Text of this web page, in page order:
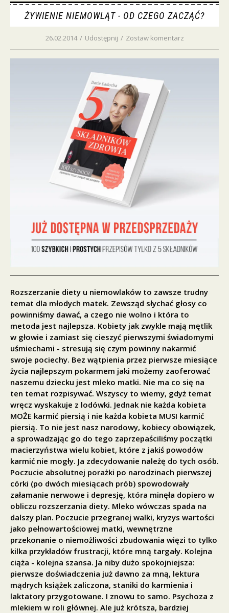
ŻYWIENIE NIEMOWLĄT - OD CZEGO ZACZĄĆ?
26.02.2014 / Udostępnij / Zostaw komentarz
Rozszerzanie diety u niemowlaków to zawsze trudny
temat dla młodych matek. Zewsząd słychać głosy co
powinniśmy dawać, a czego nie wolno i która to
metoda jest najlepsza. Kobiety jak zwykle mają mętlik
w głowie i zamiast się cieszyć pierwszymi świadomymi
uśmiechami - stresują się czym powinny nakarmić
swoje pociechy. Bez wątpienia przez pierwsze miesiące
życia najlepszym pokarmem jaki możemy zaoferować
naszemu dziecku jest mleko matki. Nie ma co się na
ten temat rozpisywać. Wszyscy to wiemy, gdyż temat
wręcz wyskakuje z lodówki. Jednak nie każda kobieta
MOŻE karmić piersią i nie każda kobieta MUSI karmić
piersią. To nie jest nasz narodowy, kobiecy obowiązek,
a sprowadzając go do tego zaprzepaściliśmy początki
macierzyństwa wielu kobiet, które z jakiś powodów
karmić nie mogły. Ja zdecydowanie należę do tych osób.
Poczucie absolutnej porażki po narodzinach pierwszej
córki (po dwóch miesiącach prób) spowodowały
załamanie nerwowe i depresję, która minęła dopiero w
obliczu rozszerzania diety. Mleko wówczas spada na
dalszy plan. Poczucie przegranej walki, kryzys wartości
jako pełnowartościowej matki, wewnętrzne
przekonanie o niemożliwości zbudowania więzi to tylko
kilka przykładów frustracji, które mną targały. Kolejna
ciąża - kolejna szansa. Ja niby dużo spokojniejsza:
pierwsze doświadczenia już dawno za mną, lektura
mądrych książek zaliczona, staniki do karmienia i
laktatory przygotowane. I znowu to samo. Psychoza z
mlekiem w roli głównej. Ale już krótsza, bardziej